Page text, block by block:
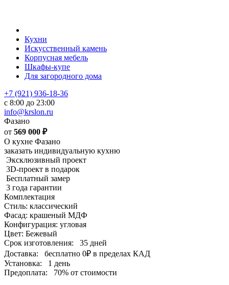
Кухни
Искусственный камень
Корпусная мебель
Шкафы-купе
Для загородного дома
+7 (921) 936-18-36
с 8:00 до 23:00
info@krslon.ru
Фазано
от 569 000 ₽
О кухне Фазано
заказать индивидуальную кухню
Эксклюзивный проект
3D-проект в подарок
Бесплатный замер
3 года гарантии
Комплектация
Стиль: классический
Фасад: крашеный МДФ
Конфигурация: угловая
Цвет: Бежевый
Срок изготовления:
35 дней
Доставка:
бесплатно 0₽ в пределах КАД
Установка:
1 день
Предоплата:
70% от стоимости